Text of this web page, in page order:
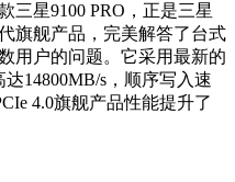
三星9100 PRO，正是三星
旗舰产品，完美解答了台式
用户的问题。它采用最新的
14800MB/s，顺序写入速
4.0旗舰产品性能提升了